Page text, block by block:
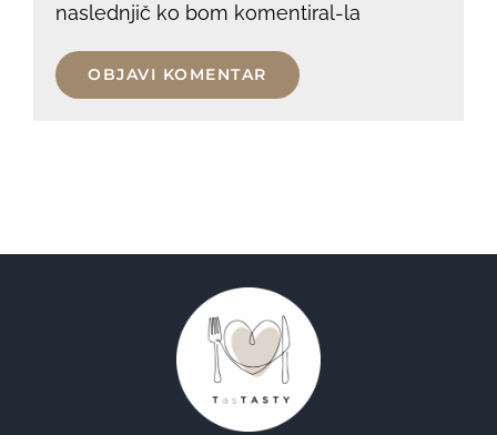
naslednjič ko bom komentiral-la